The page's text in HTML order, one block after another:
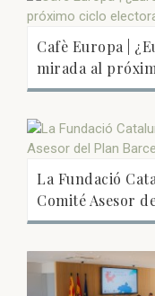
Cafè Europa |
mirada al
La Fundació
Comité Asesor